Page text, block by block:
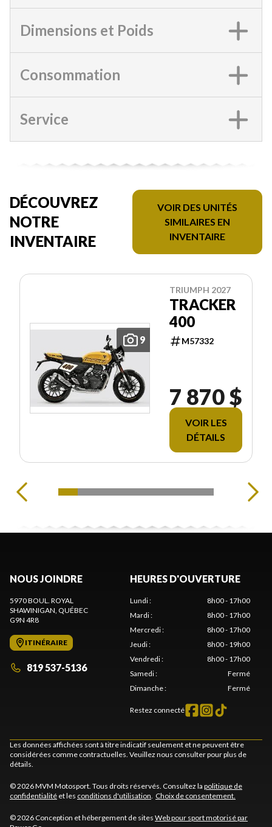
Dimensions et Poids
Consommation
Service
DÉCOUVREZ
NOTRE
INVENTAIRE
VOIR DES UNITÉS
SIMILAIRES EN
INVENTAIRE
9
TRIUMPH 2027
TRACKER
400
M57332
7 870 $
VOIR LES
DÉTAILS
NOUS JOINDRE
5970 BOUL. ROYAL
SHAWINIGAN , QUÉBEC
G9N 4R8
ITINÉRAIRE
819 537-5136
HEURES D'OUVERTURE
Lundi:
8h00 - 17h00
Mardi:
8h00 - 17h00
Mercredi:
8h00 - 17h00
Jeudi:
8h00 - 19h00
Vendredi:
8h00 - 17h00
Samedi:
Fermé
Dimanche: Fermé
Restez connecté
Les données affichées sont à titre indicatif seulement et ne peuvent être
considérées comme contractuelles. Veuillez nous consulter pour plus de
détails.
© 2026 MVM Motosport. Tous droits réservés. Consultez la politique de
confidentialité et les conditions d'utilisation Choix de consentement.
© 2026 Conception et hébergement de sites Web pour sport motorisé par